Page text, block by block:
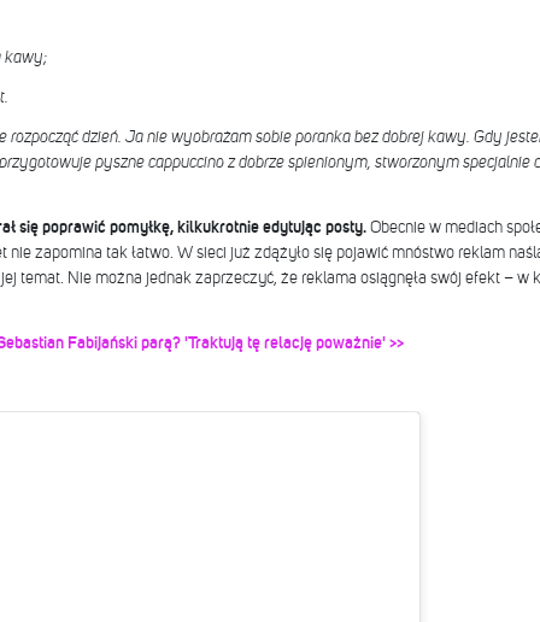
kawy;
rozpocząć dzień. Ja nie wyobrażam sobie poranka bez dobrej kawy. Gdy
pyszne cappuccino z dobrze spienionym, stworzonym specjalnie
się poprawić pomyłkę, kilkukrotnie edytując posty.Obecnie w mediach
nie zapomina tak łatwo. W sieci już zdążyło się pojawić mnóstwo reklam
temat. Nie można jednak zaprzeczyć, że reklama osiągnęła swój efekt – w
Fabijański parą? 'Traktują tę relację poważnie' >>